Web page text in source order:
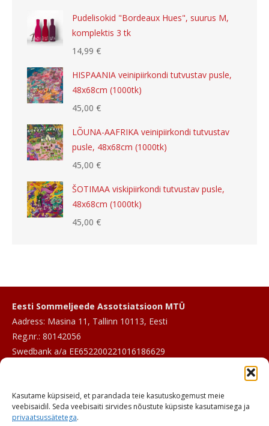
Kasutame küpsiseid, et parandada teie kasutuskogemust meie
veebisaidil. Seda veebisaiti sirvides nõustute küpsiste kasutamisega ja
privaatsussätetega.
Pudelisokid "Bordeaux Hues", suurus M,
komplektis 3 tk
14,99 €
HISPAANIA veinipiirkondi tutvustav pusle,
48x68cm (1000tk)
45,00 €
LÕUNA-AAFRIKA veinipiirkondi tutvustav
pusle, 48x68cm (1000tk)
45,00 €
ŠOTIMAA viskipiirkondi tutvustav pusle,
48x68cm (1000tk)
45,00 €
Eesti Sommeljeede Assotsiatsioon MTÜ
Aadress: Masina 11, Tallinn 10113, Eesti
Reg.nr.: 80142056
Swedbank a/a EE652200221016186629
Telefon: +372 601 2017